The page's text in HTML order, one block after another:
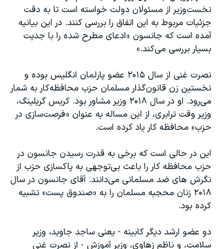
نخست‌وزیر از مسئولان دولت خواسته است تا به دقت
جزئیات مربوط به این اتفاق را بررسی کنند. در این بیانیه
آمده است که جانسون «ادعای مطرح شده را با جدیت
بسیار بررسی می‌کند.»
نصرت غنی از سال ۲۰۱۵ عضو پارلمان انگلیس بوده و
نخستین زن قانون‌گذار مسلمان حزب محافظه‌کار به شمار
می‌رود. او در سال ۲۰۱۸ وزیر مشاور بود. کریس گریلینگ،
وزیر وقت ترابری، از این مساله به عنوان «فرصت‌سازی در
حزب» محافظه کار یاد کرده است.
این در حالی‌ است که برخی به قدرت رسیدن جانسون در
حزب محافظه کار را باعث بی‌توجهی به پاکسازی حزب از
نگرش های ضد مسلمانی می‌دانند. آقای جانسون در سال
۲۰۱۸ زنان محجبه مسلمان را به «صندوق پست» تشبیه
کرده بود.
دو عضو ارشد دیگر کابینه - یعنی ساجد جاوید، وزیر
سلامت، و ناظم زهاوی، وزیر آموزش - از نصرت غنی